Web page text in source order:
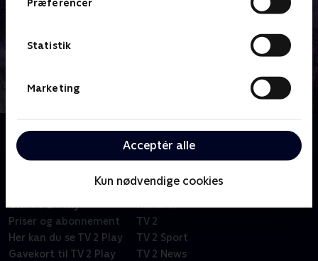
Præferencer
Statistik
Marketing
Acceptér alle
Kun nødvendige cookies
Om Teenage Mutant Ninja Turtles
Om TV 2 Play
Priser og abonnement
Her kan du se TV 2 Play
Gavekort til TV 2 Play
Kanaler
TV 2
TV 2 Sport
TV 2 News